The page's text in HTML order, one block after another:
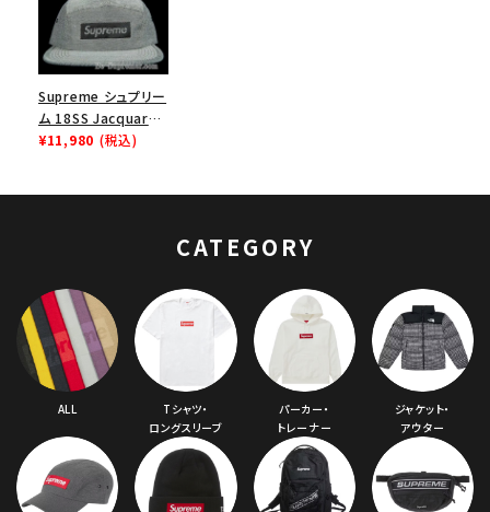
Supreme シュプリー
ム 18SS Jacquard
Box Logo Camp
¥11,980 (税込)
CATEGORY
ALL
Tシャツ・
ロングスリーブ
パーカー・
トレーナー
ジャケット・
アウター